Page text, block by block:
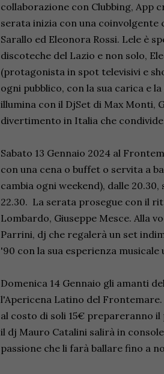
collaborazione con Clubbing, App
serata inizia con una coinvolgente
Sarallo ed Eleonora Rossi. Lele è
discoteche del Lazio e non solo,
(protagonista in spot televisivi e
ogni pubblico, con la sua carica e
illumina con il DjSet di Max Monti,
divertimento in Italia che
Sabato 13 Gennaio 2024 al
con una cena o buffet o servita a
cambia ogni weekend), dalle
22.30. La serata prosegue con il
Lombardo, Giuseppe Mesce. Alla
Parrini, dj che regalerà un set
'90 con la sua esperienza musicale
Domenica 14 Gennaio gli amanti
l'Apericena Latino del
al costo di soli 15€ prepareranno
il dj Mauro Catalini salirà in
passione che li farà ballare fino a